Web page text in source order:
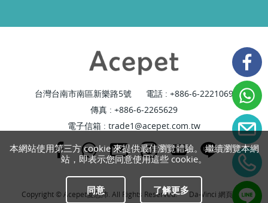
台灣台南市南區新樂路5號 電話 : +886-6-2221069
傳真 : +886-6-2265629
電子信箱 : trade1@acepet.com.tw
Copyright © Acepet愛思沛. All Rights Reserved. Da-Vinci 網頁設計
本網站使用第三方 cookie 來提供最佳瀏覽體驗。 繼續瀏覽本網
站，即表示您同意使用這些 cookie。
同意 了解更多